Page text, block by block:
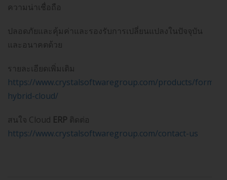
ความน่าเชื่อถือ
ปลอดภัยและคุ้มค่าและรองรับการเปลี่ยนแปลงในปัจจุบัน
และอนาคตด้วย
รายละเอียดเพิ่มเติม
https://www.crystalsoftwaregroup.com/products/
hybrid-cloud/
สนใจ Cloud ERP ติดต่อ
https://www.crystalsoftwaregroup.com/contact-us